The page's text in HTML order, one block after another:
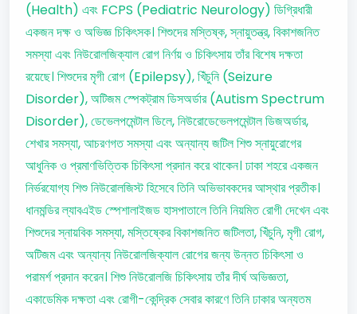
(Health) এবং FCPS (Pediatric Neurology) ডিগ্রিধারী
একজন দক্ষ ও অভিজ্ঞ চিকিৎসক। শিশুদের মস্তিষ্ক, স্নায়ুতন্ত্র, বিকাশজনিত
সমস্যা এবং নিউরোলজিক্যাল রোগ নির্ণয় ও চিকিৎসায় তাঁর বিশেষ দক্ষতা
রয়েছে। শিশুদের মৃগী রোগ (Epilepsy), খিঁচুনি (Seizure
Disorder), অটিজম স্পেকট্রাম ডিসঅর্ডার (Autism Spectrum
Disorder), ডেভেলপমেন্টাল ডিলে, নিউরোডেভেলপমেন্টাল ডিজঅর্ডার,
শেখার সমস্যা, আচরণগত সমস্যা এবং অন্যান্য জটিল শিশু স্নায়ুরোগের
আধুনিক ও প্রমাণভিত্তিক চিকিৎসা প্রদান করে থাকেন। ঢাকা শহরে একজন
নির্ভরযোগ্য শিশু নিউরোলজিস্ট হিসেবে তিনি অভিভাবকদের আস্থার প্রতীক।
ধানমন্ডির ল্যাবএইড স্পেশালাইজড হাসপাতালে তিনি নিয়মিত রোগী দেখেন এবং
শিশুদের স্নায়বিক সমস্যা, মস্তিষ্কের বিকাশজনিত জটিলতা, খিঁচুনি, মৃগী রোগ,
অটিজম এবং অন্যান্য নিউরোলজিক্যাল রোগের জন্য উন্নত চিকিৎসা ও
পরামর্শ প্রদান করেন। শিশু নিউরোলজি চিকিৎসায় তাঁর দীর্ঘ অভিজ্ঞতা,
একাডেমিক দক্ষতা এবং রোগী-কেন্দ্রিক সেবার কারণে তিনি ঢাকার অন্যতম